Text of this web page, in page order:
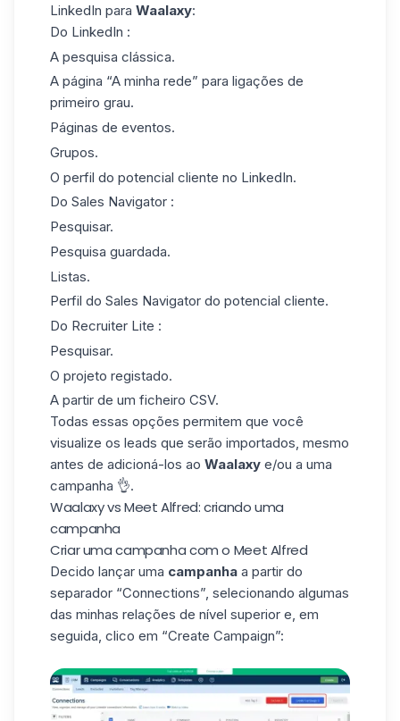
LinkedIn para Waalaxy:
Do LinkedIn :
A pesquisa clássica.
A página “A minha rede” para ligações de
primeiro grau.
Páginas de eventos.
Grupos.
O perfil do potencial cliente no LinkedIn.
Do Sales Navigator :
Pesquisar.
Pesquisa guardada.
Listas.
Perfil do Sales Navigator do potencial cliente.
Do Recruiter Lite :
Pesquisar.
O projeto registado.
A partir de um ficheiro CSV.
Todas essas opções permitem que você
visualize os leads que serão importados, mesmo
antes de adicioná-los ao Waalaxy e/ou a uma
campanha 👌.
Waalaxy vs Meet Alfred: criando uma
campanha
Criar uma campanha com o Meet Alfred
Decido lançar uma campanha a partir do
separador “Connections”, selecionando algumas
das minhas relações de nível superior e, em
seguida, clico em “Create Campaign”: